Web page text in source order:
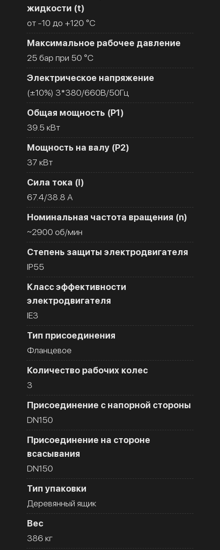
жидкости (t)
от -10 до +120 °C
Максимальное рабочее давление
25 бар при 50 °C
Электрическое напряжение
(±10%) 3*380/660В/50Гц
Общая мощность (Р1)
39.5 кВт
Мощность на валу (Р2)
37 кВт
Сила тока (I)
67.4/38.8 A
Номинальная частота вращения (n)
~2900 об/мин
Степень защиты электродвигателя
IP55
Класс эффективности
электродвигателя
IE3
Тип присоединения
Фланцевое
Количество рабочих колес
3
Присоединение с напорной стороны
DN150
Присоединение на стороне
всасывания
DN150
Тип упаковки
Деревянный ящик
Вес
386 кг